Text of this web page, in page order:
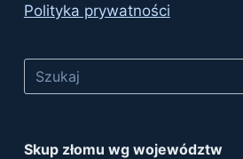
Polityka prywatności
Skup złomu wg województw